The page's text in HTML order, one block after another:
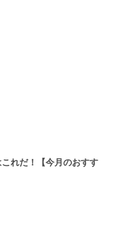
れだ！【今月のおすす